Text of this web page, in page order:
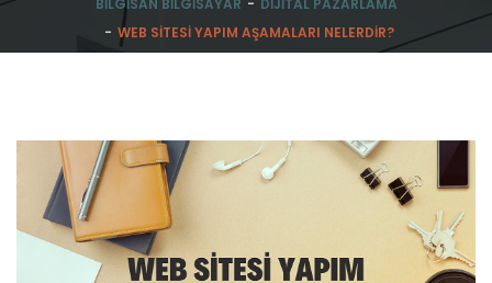
BILGISAN BILGISAYAR
DIJITAL PAZARLAMA
WEB SITESI YAPIM AŞAMALARI NELERDIR?